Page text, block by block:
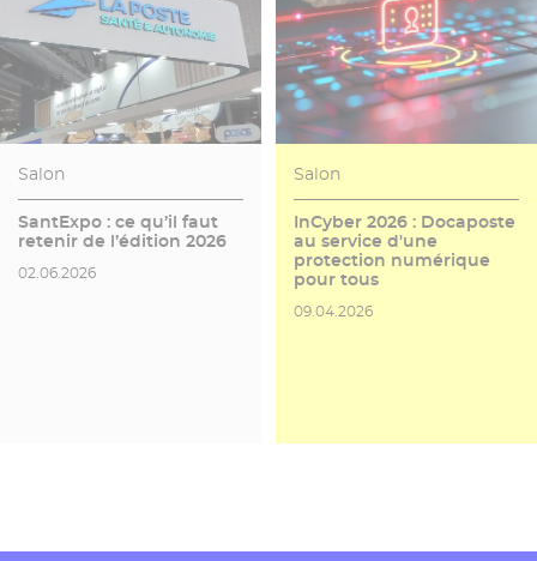
Salon
SantExpo : ce qu’il faut
retenir de l’édition 2026
Date de publication
02.06.2026
Salon
InCyber 2026 : Docaposte
au service d'une
protection numérique
pour tous
Date de publication
09.04.2026